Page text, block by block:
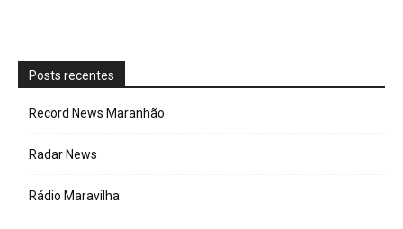
Posts recentes
Record News Maranhão
Radar News
Rádio Maravilha